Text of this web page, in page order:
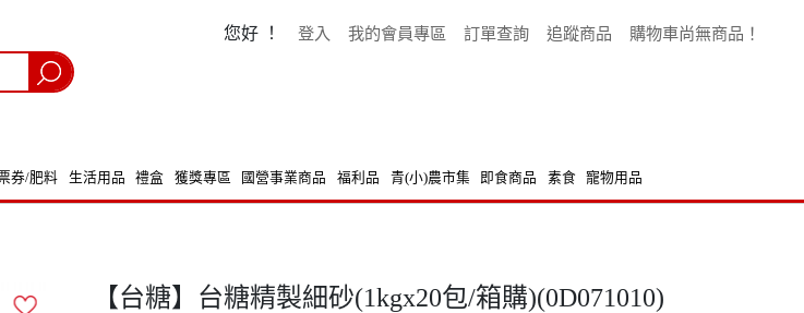
您好 ！ 登入 我的會員專區 訂單查詢 追蹤商品 購物車尚無商品！
券/肥料 生活用品 禮盒 獲獎專區 國營事業商品 福利品 青(小)農市集 即食商品 素食 寵物用品
【台糖】台糖精製細砂(1kgx20包/箱購)(0D071010)